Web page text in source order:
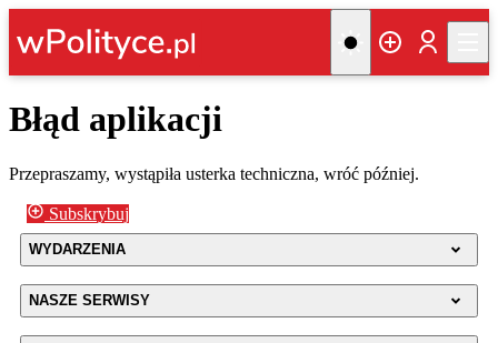
Błąd aplikacji
Przepraszamy, wystąpiła usterka techniczna, wróć później.
Subskrybuj
WYDARZENIA
NASZE SERWISY